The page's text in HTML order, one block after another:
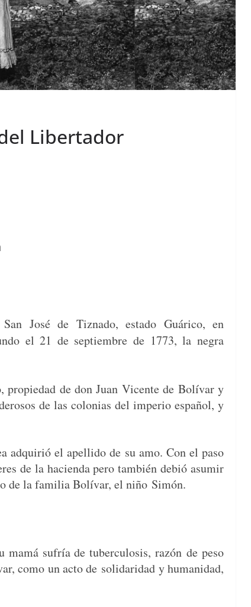
Libertador
José de Tiz­na­do, esta­do Guári­co, en
el 21 de sep­tiem­bre de 1773, la negra
propiedad de don Juan Vicente de Bolí­var y
de las colo­nias del impe­rio español, y
adquir­ió el apel­li­do de su amo. Con el paso
de la hacien­da pero tam­bién debió asumir
de la famil­ia Bolí­var, el niño Simón.
sufría de tuber­cu­lo­sis, razónde peso
como un acto de sol­i­dari­dad y humanidad,